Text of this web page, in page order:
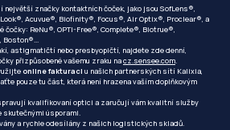
největší značky kontaktních čoček, jako jsou SofLens®,
Acuvue®, Biofinity®, Focus®, Air Optix®, Proclear®, a
čočky: ReNu®, OPTI-Free®, Complete®, Biotrue®,
Boston®...
astigmatičtí nebo presbyopičtí, najdete zde denní,
přizpůsobené vašemu zraku nacz.sensee.com.
online fakturaci u našich partnerských sítí Kalixia,
pouze tu část, která není hrazena vaším doplňkovým
kvalifikovaní optici a zaručují vám kvalitní služby
skutečnými úsporami.
a rychle odesílány z našich logistických skladů.